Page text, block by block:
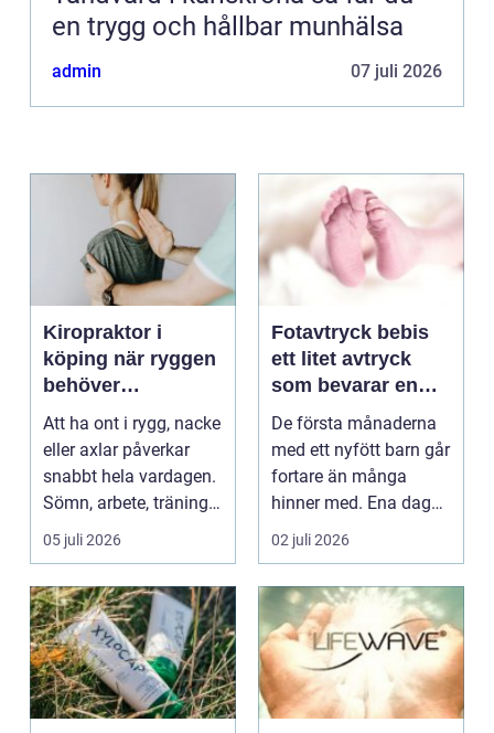
en trygg och hållbar munhälsa
admin 07 juli 2026
Kiropraktor i
köping när ryggen
behöver
professionell hjälp
Att ha ont i rygg, nacke
eller axlar påverkar
snabbt hela vardagen.
Sömn, arbete, träning
och humör ...
05 juli 2026
Fotavtryck bebis
ett litet avtryck
som bevarar en
stor stund
De första månaderna
med ett nyfött barn går
fortare än många
hinner med. Ena dagen
ryms hela foten i...
02 juli 2026